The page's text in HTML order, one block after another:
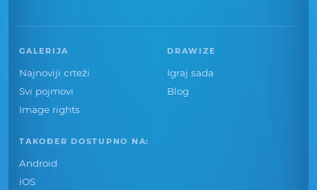
GALERIJA
Najnoviji crteži
Svi pojmovi
Image rights
DRAWIZE
Igraj sada
Blog
TAKOĐER DOSTUPNO NA:
Android
iOS